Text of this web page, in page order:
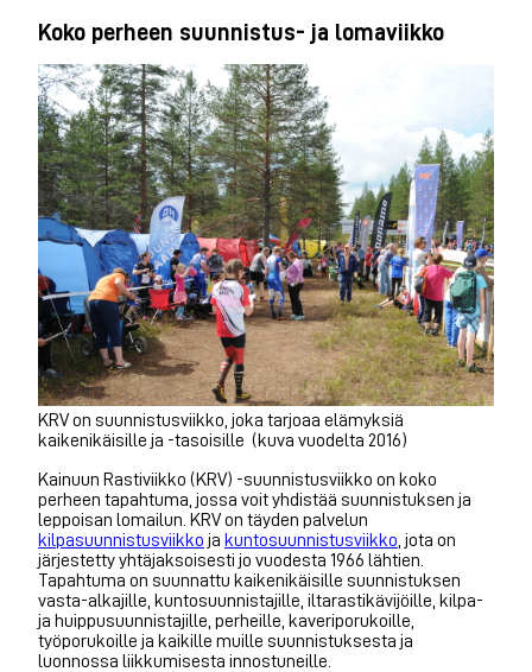
Koko perheen suunnistus- ja lomaviikko
KRV on suunnistusviikko, joka tarjoaa elämyksiä
kaikenikäisille ja -tasoisille (kuva vuodelta 2016)
Kainuun Rastiviikko (KRV) -suunnistusviikko on koko
perheen tapahtuma, jossa voit yhdistää suunnistuksen ja
leppoisan lomailun. KRV on täyden palvelun
kilpasuunnistusviikko ja kuntosuunnistusviikko , jota on
järjestetty yhtäjaksoisesti jo vuodesta 1966 lähtien.
Tapahtuma on suunnattu kaikenikäisille suunnistuksen
vasta-alkajille, kuntosuunnistajille, iltarastikävijöille, kilpa-
ja huippusuunnistajille, perheille, kaveriporukoille,
työporukoille ja kaikille muille suunnistuksesta ja
luonnossa liikkumisesta innostuneille.